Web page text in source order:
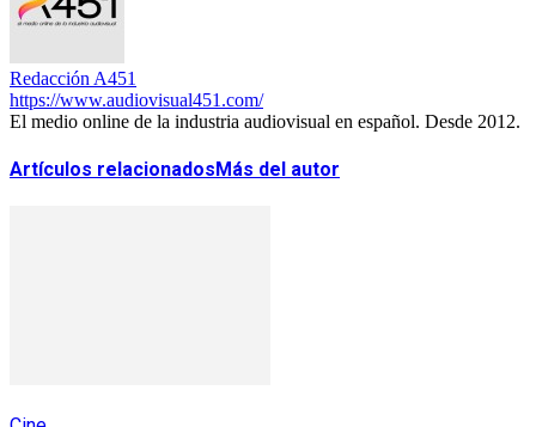
Redacción A451
https://www.audiovisual451.com/
El medio online de la industria audiovisual en español. Desde 2012.
Artículos relacionadosMás del autor